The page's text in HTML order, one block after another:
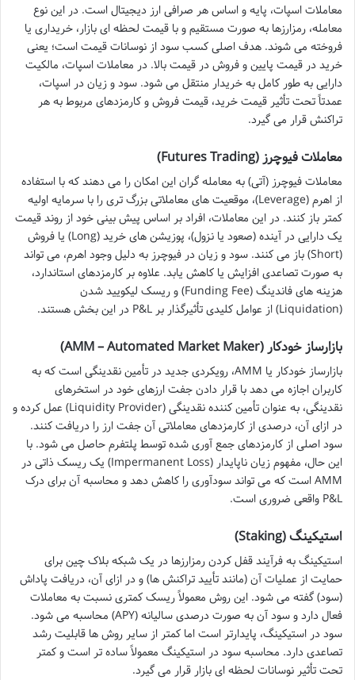
معاملات اسپات، پایه و اساس هر صرافی ارز دیجیتال است. در این نوع
معامله، رمزارزها به صورت مستقیم و با قیمت لحظه ای بازار، خریداری یا
فروخته می شوند. هدف اصلی کسب سود از نوسانات قیمت است؛ یعنی
خرید در قیمت پایین و فروش در قیمت بالا. در معاملات اسپات، مالکیت
دارایی به طور کامل به خریدار منتقل می شود. سود و زیان در اسپات،
عمدتاً تحت تأثیر قیمت خرید، قیمت فروش و کارمزدهای مربوط به هر
تراکنش قرار می گیرد.
معاملات فیوچرز (Futures Trading)
معاملات فیوچرز (آتی) به معامله گران این امکان را می دهند که با استفاده
از اهرم (Leverage)، موقعیت های معاملاتی بزرگ تری را با سرمایه اولیه
کمتر باز کنند. در این معاملات، افراد بر اساس پیش بینی خود از روند قیمت
یک دارایی در آینده (صعود یا نزول)، پوزیشن های خرید (Long) یا فروش
(Short) باز می کنند. سود و زیان در فیوچرز به دلیل وجود اهرم، می تواند
به صورت تصاعدی افزایش یا کاهش یابد. علاوه بر کارمزدهای استاندارد،
هزینه های فاندینگ (Funding Fee) و ریسک لیکویید شدن
(Liquidation) از عوامل کلیدی تأثیرگذار بر P&L در این بخش هستند.
بازارساز خودکار (AMM – Automated Market Maker)
بازارساز خودکار یا AMM، رویکردی جدید در تأمین نقدینگی است که به
کاربران اجازه می دهد با قرار دادن جفت ارزهای خود در استخرهای
نقدینگی، به عنوان تأمین کننده نقدینگی (Liquidity Provider) عمل کرده و
در ازای آن، درصدی از کارمزدهای معاملاتی آن جفت ارز را دریافت کنند.
سود اصلی از کارمزدهای جمع آوری شده توسط پلتفرم حاصل می شود. با
این حال، مفهوم زیان ناپایدار (Impermanent Loss) یک ریسک ذاتی در
AMM است که می تواند سودآوری را کاهش دهد و محاسبه آن برای درک
P&L واقعی ضروری است.
استیکینگ (Staking)
استیکینگ به فرآیند قفل کردن رمزارزها در یک شبکه بلاک چین برای
حمایت از عملیات آن (مانند تأیید تراکنش ها) و در ازای آن، دریافت پاداش
(سود) گفته می شود. این روش معمولاً ریسک کمتری نسبت به معاملات
فعال دارد و سود آن به صورت درصدی سالیانه (APY) محاسبه می شود.
سود در استیکینگ، پایدارتر است اما کمتر از سایر روش ها قابلیت رشد
تصاعدی دارد. محاسبه سود در استیکینگ معمولاً ساده تر است و کمتر
تحت تأثیر نوسانات لحظه ای بازار قرار می گیرد.